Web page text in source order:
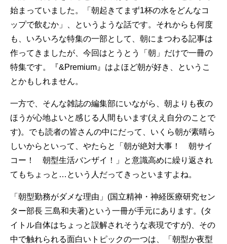
始まっていました。「朝起きてまず1杯の水をどんなコ
ップで飲むか」、というような話です。それからも何度
も、いろいろな特集の一部として、朝にまつわる記事は
作ってきましたが、今回はとうとう「朝」だけで一冊の
特集です。『&Premium』はよほど朝が好き、というこ
とかもしれません。
一方で、そんな雑誌の編集部にいながら、朝よりも夜の
ほうが心地よいと感じる人間もいます(ええ自分のことで
す)。でも読者の皆さんの中にだって、いくら朝が素晴ら
しいからといって、やたらと「朝が絶対大事！ 朝サイ
コー！ 朝型生活バンザイ！」と意識高めに繰り返され
てもちょっと…という人だってきっといますよね。
「朝型勤務がダメな理由」(国立精神・神経医療研究セン
ター部長 三島和夫著)という一冊が手元にあります。(タ
イトル自体はちょっと誤解されそうな表現ですが)、その
中で触れられる面白いトピックの一つは、「朝型か夜型